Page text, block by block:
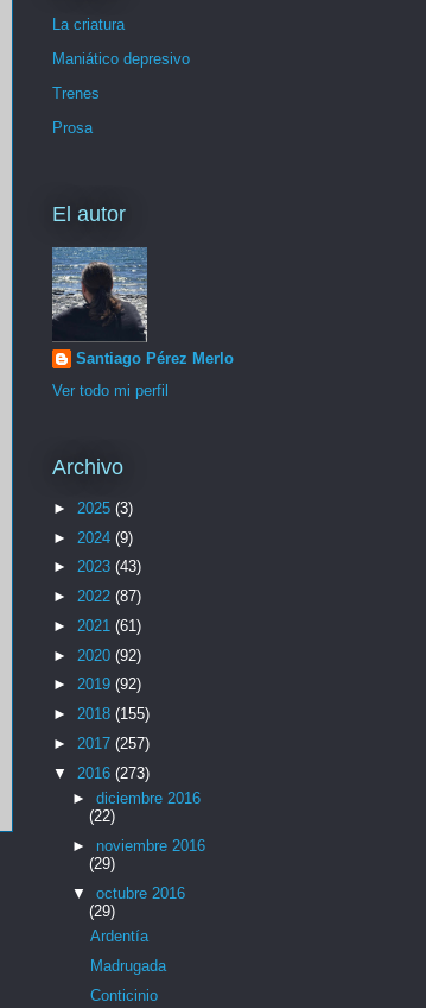
La criatura
Maniático depresivo
Trenes
Prosa
El autor
Santiago Pérez Merlo
Ver todo mi perfil
Archivo
► 2025 (3)
► 2024 (9)
► 2023 (43)
► 2022 (87)
► 2021 (61)
► 2020 (92)
► 2019 (92)
► 2018 (155)
► 2017 (257)
▼ 2016 (273)
► diciembre 2016
(22)
► noviembre 2016
(29)
▼ octubre 2016
(29)
Ardentía
Madrugada
Conticinio